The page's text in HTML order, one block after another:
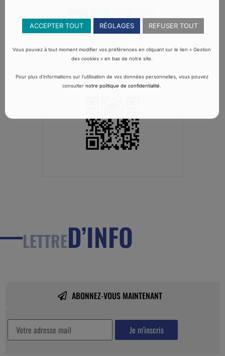
LETTRED’INFO
ABONNEZ-VOUS MAINTENANT
ACCEPTER TOUT RÉGLAGES REFUSER TOUT
Vous pouvez à tout moment modifier vos préférences en cliquant sur le lien « Gestion
des cookies » en bas de notre site.
Pour plus d’informations sur l’utilisation de vos données personnelles, vous pouvez
consulternotre politique de confidentialité